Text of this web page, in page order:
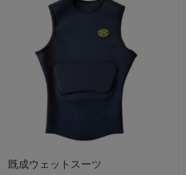
既成ウェットスーツ